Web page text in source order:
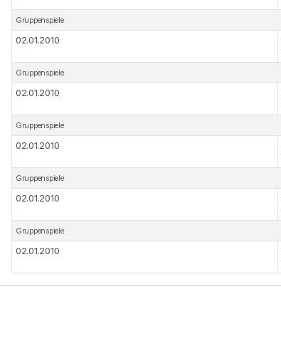
Gruppenspiele
02.01.2010
Gruppenspiele
02.01.2010
Gruppenspiele
02.01.2010
Gruppenspiele
02.01.2010
Gruppenspiele
02.01.2010